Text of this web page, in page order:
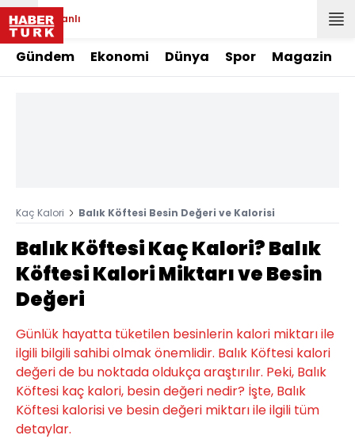
Canlı
Gündem Ekonomi Dünya Spor Magazin
Kaç Kalori Balık Köftesi Besin Değeri ve Kalorisi
Balık Köftesi Kaç Kalori? Balık
Köftesi Kalori Miktarı ve Besin
Değeri
Günlük hayatta tüketilen besinlerin kalori miktarı ile
ilgili bilgili sahibi olmak önemlidir. Balık Köftesi kalori
değeri de bu noktada oldukça araştırılır. Peki, Balık
Köftesi kaç kalori, besin değeri nedir? İşte, Balık
Köftesi kalorisi ve besin değeri miktarı ile ilgili tüm
detaylar.